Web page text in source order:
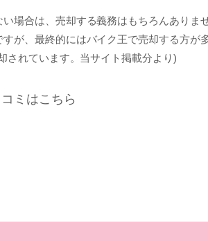
場合は、売却する義務はもちろんありませ
が、最終的にはバイク王で売却する方が
されています。当サイト掲載分より)
ミはこちら